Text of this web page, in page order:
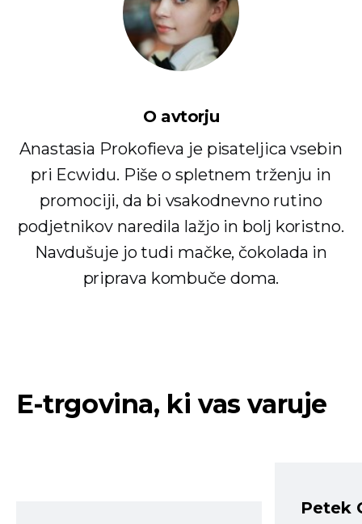
O avtorju
Anastasia Prokofieva je pisateljica vsebin
pri Ecwidu. Piše o spletnem trženju in
promociji, da bi vsakodnevno rutino
podjetnikov naredila lažjo in bolj koristno.
Navdušuje jo tudi mačke, čokolada in
priprava kombuče doma.
E-trgovina, ki vas varuje
Petek